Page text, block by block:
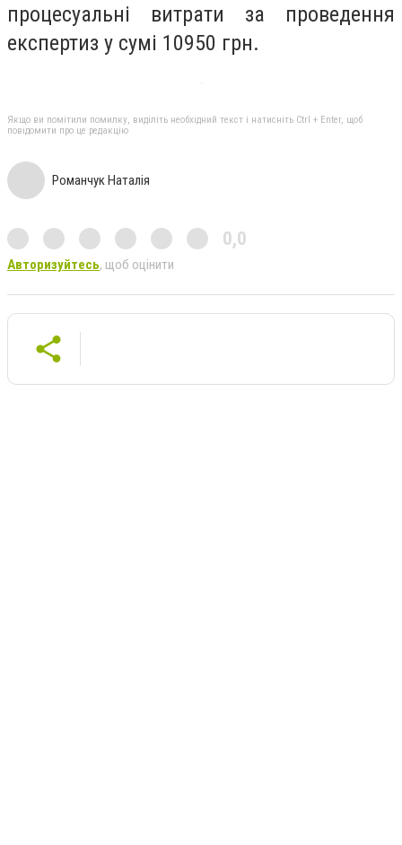
процесуальні витрати за проведення
експертиз у сумі 10950 грн.
Якщо ви помітили помилку, виділіть необхідний текст і натисніть Ctrl + Enter, щоб
повідомити про це редакцію
Романчук Наталія
0,0
Авторизуйтесь, щоб оцінити